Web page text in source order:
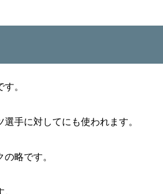
。
手に対してにも使われます。
略です。